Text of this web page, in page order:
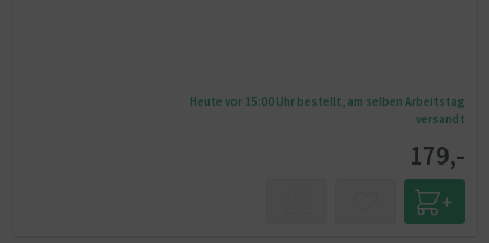
Heute vor 15:00 Uhr bestellt, am selben Arbeitstag
versandt
179,-